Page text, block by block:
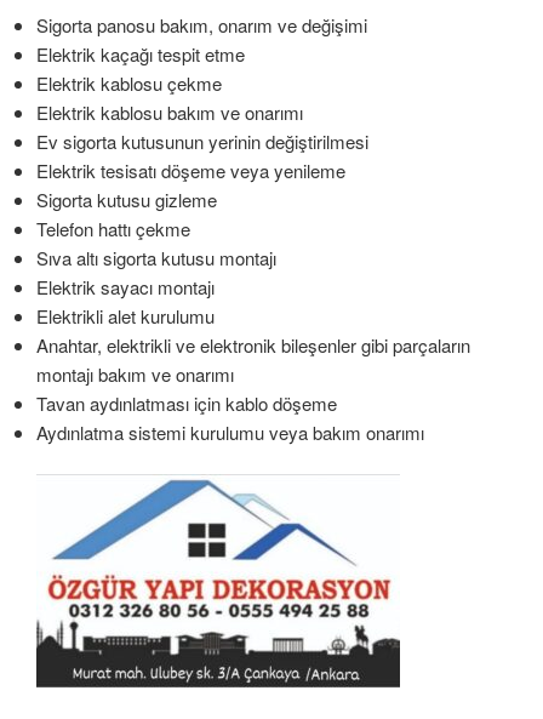
Sigorta panosu bakım, onarım ve değişimi
Elektrik kaçağı tespit etme
Elektrik kablosu çekme
Elektrik kablosu bakım ve onarımı
Ev sigorta kutusunun yerinin değiştirilmesi
Elektrik tesisatı döşeme veya yenileme
Sigorta kutusu gizleme
Telefon hattı çekme
Sıva altı sigorta kutusu montajı
Elektrik sayacı montajı
Elektrikli alet kurulumu
Anahtar, elektrikli ve elektronik bileşenler gibi parçaların
montajı bakım ve onarımı
Tavan aydınlatması için kablo döşeme
Aydınlatma sistemi kurulumu veya bakım onarımı